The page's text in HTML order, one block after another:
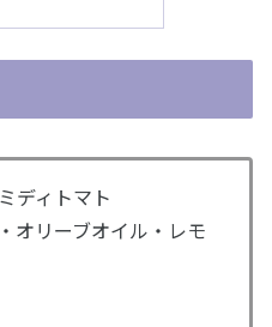
ディトマト
オリーブオイル・レモ